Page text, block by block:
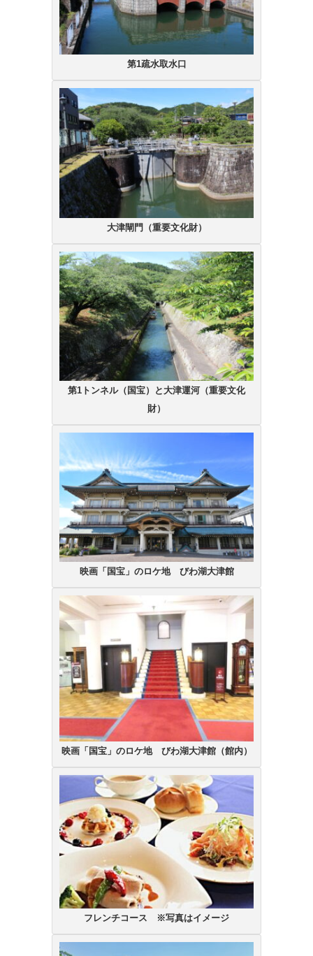
第1疏水取水口
大津閘門（重要文化財）
第1トンネル（国宝）と大津運河（重要文化
財）
映画「国宝」のロケ地 びわ湖大津館
映画「国宝」のロケ地 びわ湖大津館（館内）
フレンチコース ※写真はイメージ